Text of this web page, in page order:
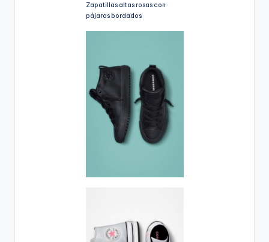
Zapatillas altas rosas con
pájaros bordados